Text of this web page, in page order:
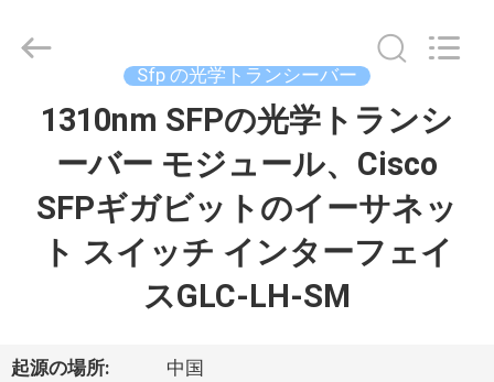
ビ
Sfp の光学トランシーバー
1310nm SFPの光学トランシ
ーバー モジュール、Cisco
SFPギガビットのイーサネッ
ト スイッチ インターフェイ
スGLC-LH-SM
起源の場所: 中国